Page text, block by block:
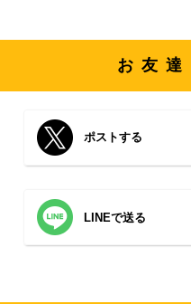
お友
ポストする
LINEで送る